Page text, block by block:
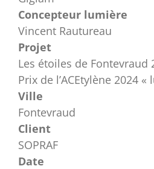
Concepteur lumière
Vincent Rautureau
Projet
Les étoiles de Fontevraud
Prix de l’ACEtylène 2024
Ville
Fontevraud
Client
SOPRAF
Date